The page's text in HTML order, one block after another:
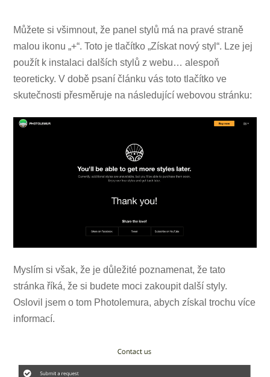
Můžete si všimnout, že panel stylů má na pravé straně
malou ikonu „+“. Toto je tlačítko „Získat nový styl“. Lze jej
použít k instalaci dalších stylů z webu… alespoň
teoreticky. V době psaní článku vás toto tlačítko ve
skutečnosti přesměruje na následující webovou stránku:
Myslím si však, že je důležité poznamenat, že tato
stránka říká, že si budete moci zakoupit další styly.
Oslovil jsem o tom Photolemura, abych získal trochu více
informací.